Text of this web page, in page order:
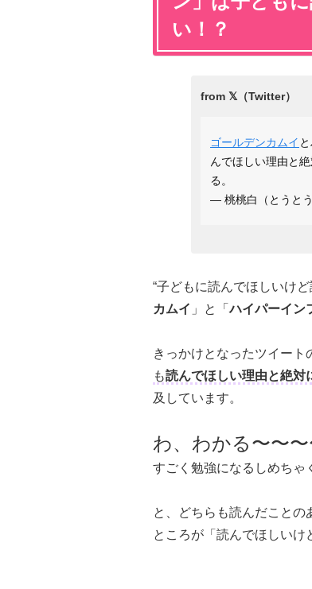
い！？
ゴールデンカムイ
んでほしい理由と
る。
— 桃桃白（とうと
“子どもに読んでほしいけ
カムイ 」と「ハイパーイン
きっかけとなったツイート
も読んでほしい理由と絶対
及しています。
わ、わかる〜〜〜
すごく勉強になるしめちゃ
と、どちらも読んだこと
ところが「読んでほしいけ